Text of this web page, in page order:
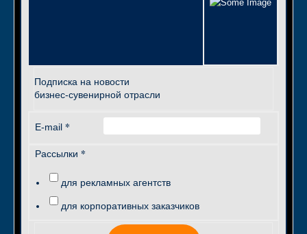
Подписка на новости
бизнес-сувенирной отрасли
E-mail *
Рассылки *
для рекламных агентств
для корпоративных заказчиков